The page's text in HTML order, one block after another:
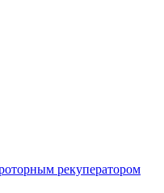
рекуператором